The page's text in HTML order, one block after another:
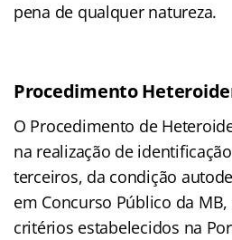
pena de qualquer natureza.
Procedimento
O Procedimento de
na realização de
terceiros, da condição
em Concurso Público da
critérios estabelecidos na